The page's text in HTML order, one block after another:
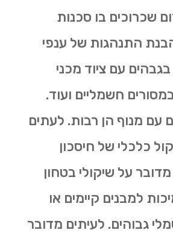
שכרוכים בו סכנות
התנהגות של ענפי
עם ציוד מכני
חשמליים ועוד.
עם מנוף הן רבות. לעתים
כלכלי של חיסכון
על שיקולי בטחון
למבנים קיימים או
גבוהים. לעיתים מדובר